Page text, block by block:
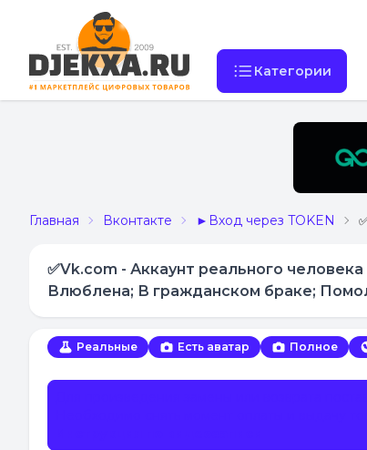
Категории
Главная Вконтакте ►Вход через TOKEN
✅Vk.com - Аккаунт реального
Влюблена; В гражданском браке;
Реальные Есть аватар Полное